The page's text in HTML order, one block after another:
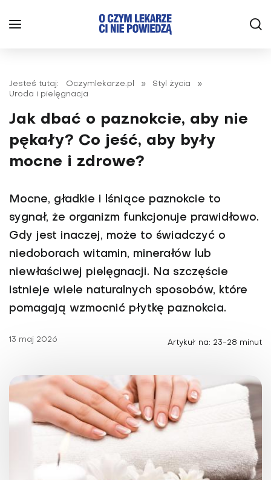
Jesteś tutaj: Oczymlekarze.pl » Styl życia
»
Uroda i pielęgnacja
Jak dbać o paznokcie, aby nie
pękały? Co jeść, aby były
mocne i zdrowe?
Mocne, gładkie i lśniące paznokcie to
sygnał, że organizm funkcjonuje prawidłowo.
Gdy jest inaczej, może to świadczyć o
niedoborach witamin, minerałów lub
niewłaściwej pielęgnacji. Na szczęście
istnieje wiele naturalnych sposobów, które
pomagają wzmocnić płytkę paznokcia.
13 maj 2026 Artykuł na: 23-28 minut